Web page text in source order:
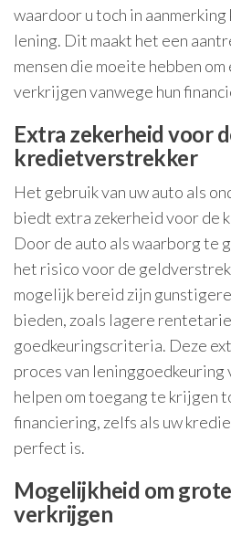
waardoor u toch in aanmerking
lening. Dit maakt het een
mensen die moeite hebben
verkrijgen vanwege hun
Extra zekerheid voor
kredietverstrekker
Het gebruik van uw auto als
biedt extra zekerheid voor de
Door de auto als waarborg te
het risico voor de
mogelijk bereid zijn
bieden, zoals lagere
goedkeuringscriteria. Deze
proces van leninggoedkeuring
helpen om toegang te krijgen
financiering, zelfs als uw
perfect is.
Mogelijkheid om
verkrijgen